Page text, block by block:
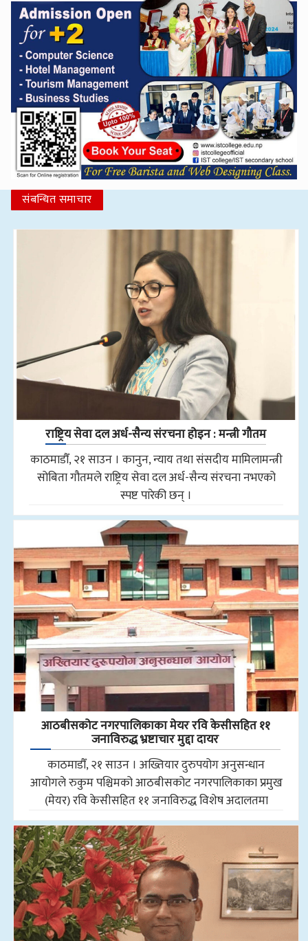
संबन्धित समाचार
राष्ट्रिय सेवा दल अर्ध-सैन्य संरचना होइन : मन्त्री गौतम
काठमाडौँ, २१ साउन । कानुन, न्याय तथा संसदीय मामिलामन्त्री
सोबिता गौतमले राष्ट्रिय सेवा दल अर्ध-सैन्य संरचना नभएको
स्पष्ट पारेकी छन् ।
आठबीसकोट नगरपालिकाका मेयर रवि केसीसहित ११
जनाविरुद्ध भ्रष्टाचार मुद्दा दायर
काठमाडौँ, २१ साउन । अख्तियार दुरुपयोग अनुसन्धान
आयोगले रुकुम पश्चिमको आठबीसकोट नगरपालिकाका प्रमुख
(मेयर) रवि केसीसहित ११ जनाविरुद्ध विशेष अदालतमा